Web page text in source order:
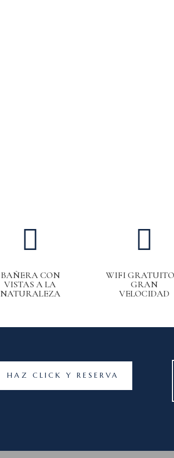

BAÑERA CON
VISTAS A LA
NATURALEZA

WIFI
GRAN
VELOCIDAD
HAZ CLICK Y RESERVA